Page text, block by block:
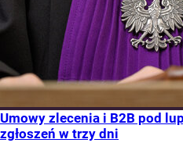
Umowy zlecenia i B2B pod
zgłoszeń w trzy dni